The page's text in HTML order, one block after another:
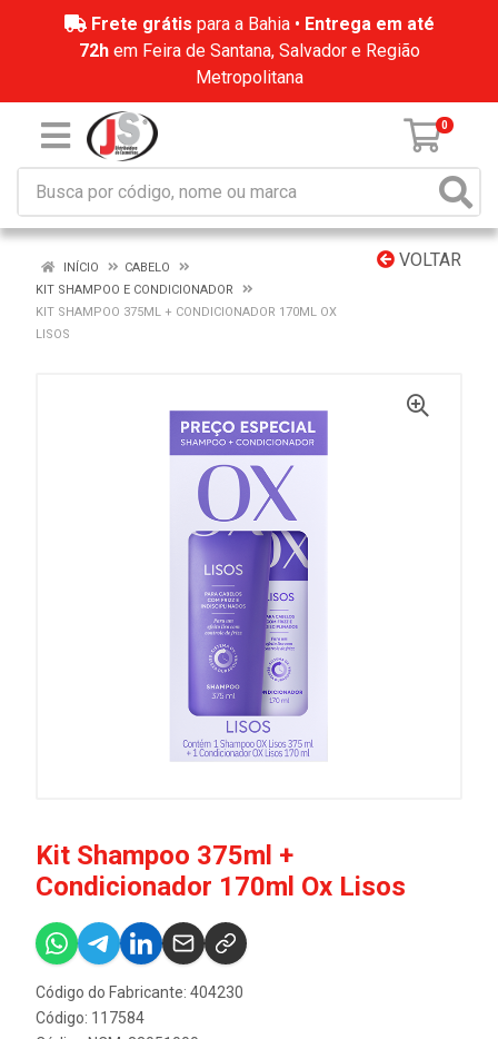
Frete grátis para a Bahia • Entrega em até
72hem Feira de Santana, Salvador e Região
Metropolitana
0
VOLTAR
INÍCIO
CABELO
KIT SHAMPOO E CONDICIONADOR
KIT SHAMPOO 375ML + CONDICIONADOR 170ML OX
LISOS
Kit Shampoo 375ml +
Condicionador 170ml Ox Lisos
Código do Fabricante: 404230
Código: 117584